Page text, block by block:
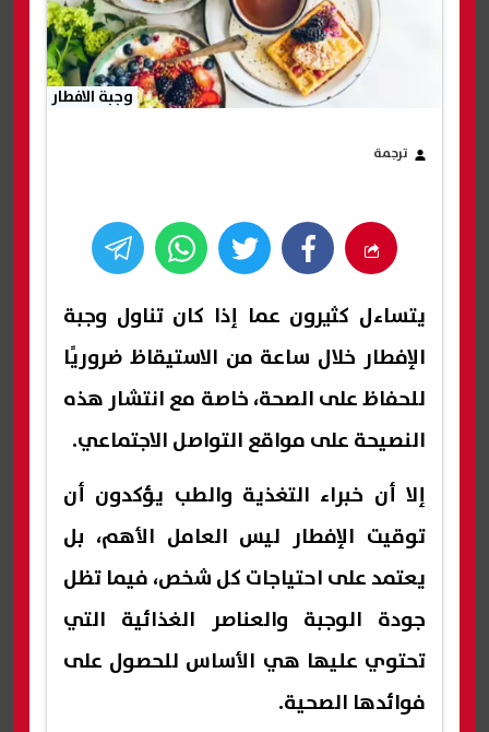
وجبة الافطار
ترجمة
يتساءل كثيرون عما إذا كان تناول وجبة
الإفطار خلال ساعة من الاستيقاظ ضروريًا
للحفاظ على الصحة، خاصة مع انتشار هذه
النصيحة على مواقع التواصل الاجتماعي.
إلا أن خبراء التغذية والطب يؤكدون أن
توقيت الإفطار ليس العامل الأهم، بل
يعتمد على احتياجات كل شخص، فيما تظل
جودة الوجبة والعناصر الغذائية التي
تحتوي عليها هي الأساس للحصول على
فوائدها الصحية.